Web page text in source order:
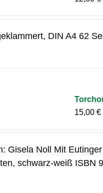
DIN A4 62
15,00€
Gisela Noll Mit
schwarz-weiß ISBN